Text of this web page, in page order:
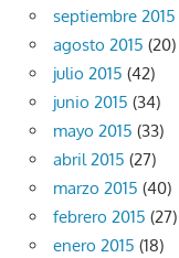
septiembre 2015
agosto 2015 (20)
julio 2015 (42)
junio 2015 (34)
mayo 2015 (33)
abril 2015 (27)
marzo 2015 (40)
febrero 2015 (27)
enero 2015 (18)